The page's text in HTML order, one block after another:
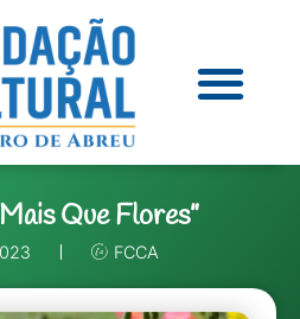
Que Flores”
FCCA